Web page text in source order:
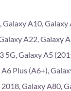
A10, Galaxy
A22, Galaxy
Galaxy A5
Plus (A6+),
Galaxy A80,